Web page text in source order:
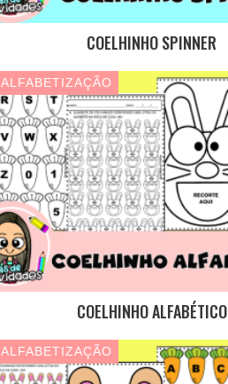
COELHINHO SPINNER
ALFABETIZAÇÃO
COELHINHO ALFABÉTICO
ALFABETIZAÇÃO